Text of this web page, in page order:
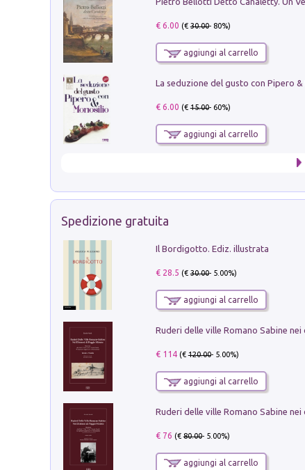
€ 6.00 (€30.00- 80%)
aggiungi al carrello
€ 6.00 (€15.00- 60%)
aggiungi al carrello
Spedizione gratuita
Il Bordigotto. Ediz. illustrata
€ 28.5 (€30.00- 5.00%)
aggiungi al carrello
€ 114(€120.00- 5.00%)
aggiungi al carrello
€ 76 (€80.00- 5.00%)
aggiungi al carrello